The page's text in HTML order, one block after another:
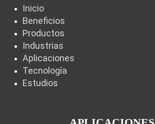
Inicio
Beneficios
Productos
Industrias
Aplicaciones
Tecnología
Estudios